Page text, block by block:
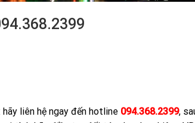
liên hệ ngay đến hotline 094.368.2399,